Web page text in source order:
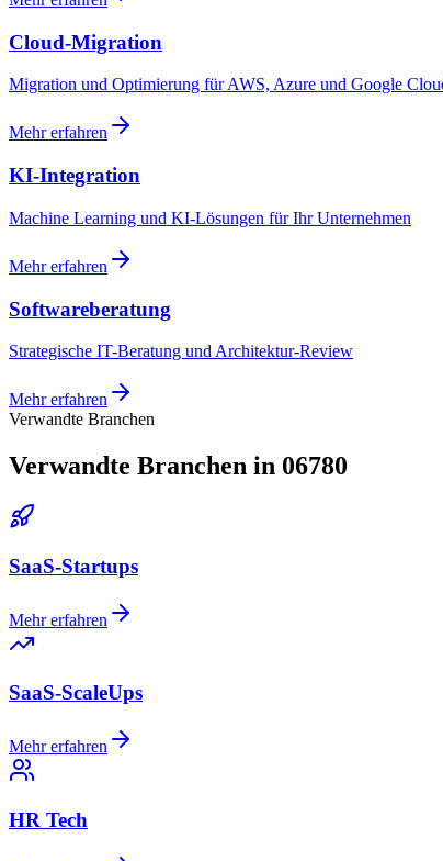
Cloud-Migration
Migration und Optimierung für AWS, Azure und Google
Mehr erfahren
KI-Integration
Machine Learning und KI-Lösungen für Ihr Unternehmen
Mehr erfahren
Softwareberatung
Strategische IT-Beratung und Architektur-Review
Mehr erfahren
Verwandte Branchen
Verwandte Branchen in 06780
SaaS-Startups
Mehr erfahren
SaaS-ScaleUps
Mehr erfahren
HR Tech